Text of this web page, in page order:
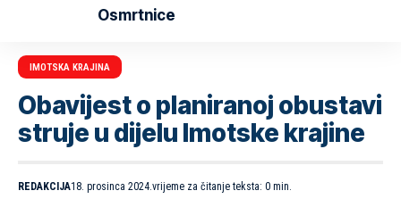
Osmrtnice
IMOTSKA KRAJINA
Obavijest o planiranoj obustavi
struje u dijelu Imotske krajine
REDAKCIJA18. prosinca 2024.vrijeme za čitanje teksta: 0 min.